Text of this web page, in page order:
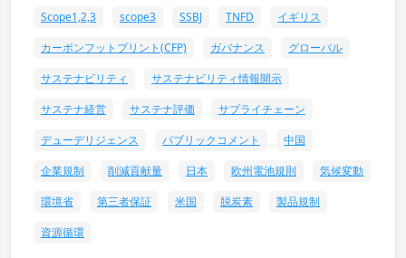
Scope1,2,3
scope3 SSBJ TNFD
イギリス
カーボンフットプリント(CFP)
ガバナンス
グローバル
サステナビリティ
サステナビリティ情報開示
サステナ経営
サステナ評価
サプライチェーン
デューデリジェンス
パブリックコメント
中国
企業規制
削減貢献量 日本 欧州電池規則
気候変動
環境省
第三者保証 米国 脱炭素
製品規制
資源循環